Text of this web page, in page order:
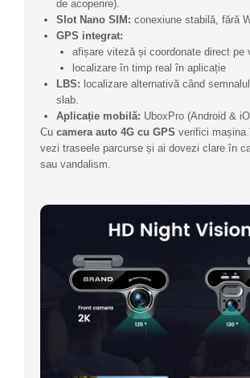
de acoperire).
Slot Nano SIM: conexiune stabilă, fără
GPS integrat:
afișare viteză și coordonate direct pe
localizare în timp real în aplicație
LBS: localizare alternativă când
slab.
Aplicație mobilă: UboxPro (Android &
Cu camera auto 4G cu GPS verifici mașina
vezi traseele parcurse și ai dovezi clare în
sau vandalism.